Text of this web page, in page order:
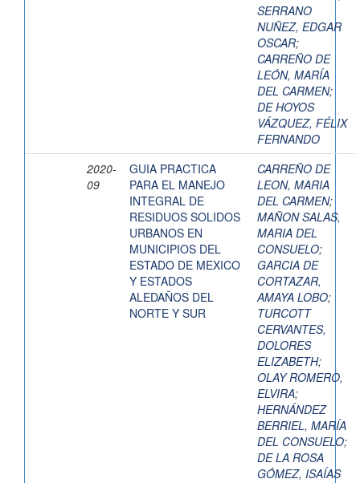
SERRANO
NUÑEZ, EDGAR
OSCAR;
CARREÑO DE
LEÓN, MARÍA
DEL CARMEN;
DE HOYOS
VÁZQUEZ, FÉLIX
FERNANDO
2020-
09
GUIA PRACTICA
PARA EL MANEJO
INTEGRAL DE
RESIDUOS SOLIDOS
URBANOS EN
MUNICIPIOS DEL
ESTADO DE MEXICO
Y ESTADOS
ALEDAÑOS DEL
NORTE Y SUR
CARREÑO DE
LEON, MARIA
DEL CARMEN;
MAÑON SALAS,
MARIA DEL
CONSUELO;
GARCIA DE
CORTAZAR,
AMAYA LOBO;
TURCOTT
CERVANTES,
DOLORES
ELIZABETH;
OLAY ROMERO,
ELVIRA;
HERNÁNDEZ
BERRIEL, MARÍA
DEL CONSUELO;
DE LA ROSA
GÓMEZ, ISAÍAS